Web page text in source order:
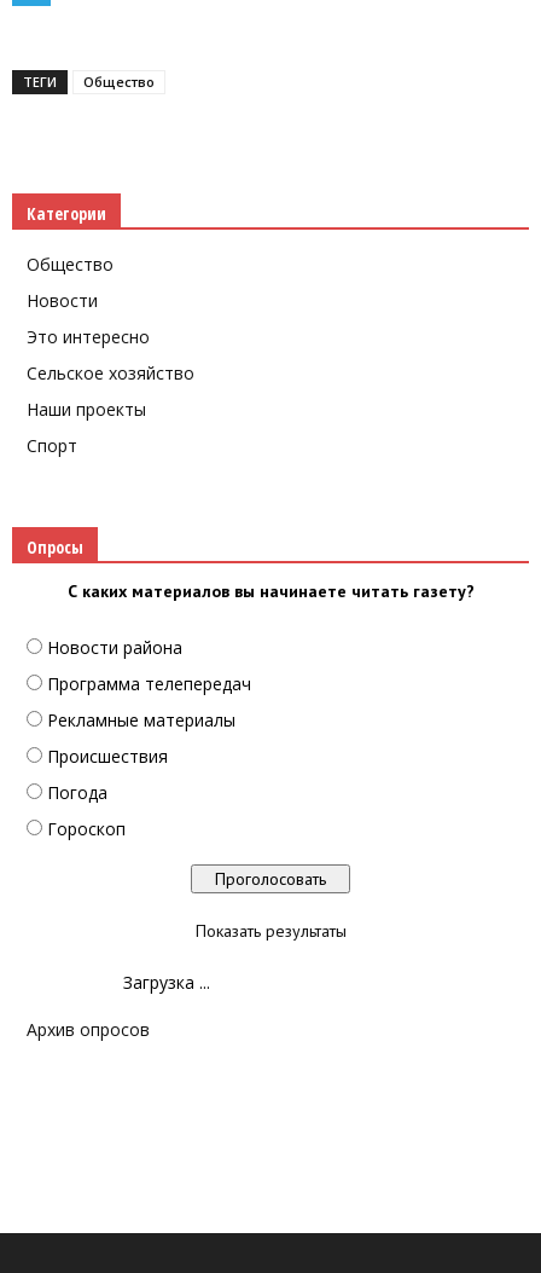
ТЕГИ Общество
Категории
Общество
Новости
Это интересно
Сельское хозяйство
Наши проекты
Спорт
Опросы
С каких материалов вы начинаете читать газету?
Новости района
Программа телепередач
Рекламные материалы
Происшествия
Погода
Гороскоп
Показать результаты
Загрузка ...
Архив опросов